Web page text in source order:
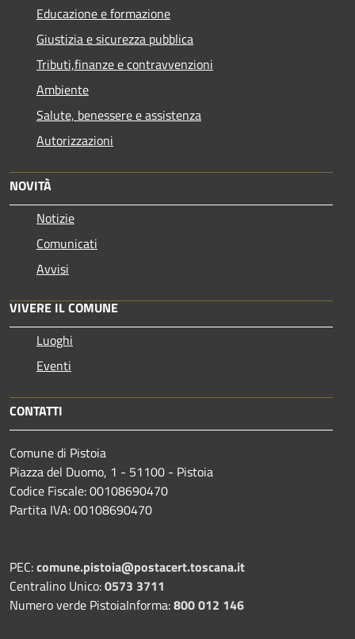
Educazione e formazione
Giustizia e sicurezza pubblica
Tributi,finanze e contravvenzioni
Ambiente
Salute, benessere e assistenza
Autorizzazioni
NOVITÀ
Notizie
Comunicati
Avvisi
VIVERE IL COMUNE
Luoghi
Eventi
CONTATTI
Comune di Pistoia
Piazza del Duomo, 1 - 51100 - Pistoia
Codice Fiscale: 00108690470
Partita IVA: 00108690470
PEC:comune.pistoia@postacert.toscana.it
Centralino Unico:0573 3711
Numero verde PistoiaInforma:800 012 146